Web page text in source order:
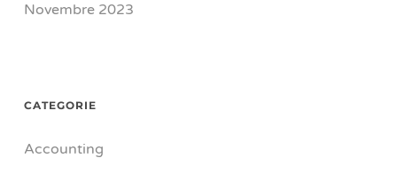
Novembre 2023
CATEGORIE
Accounting